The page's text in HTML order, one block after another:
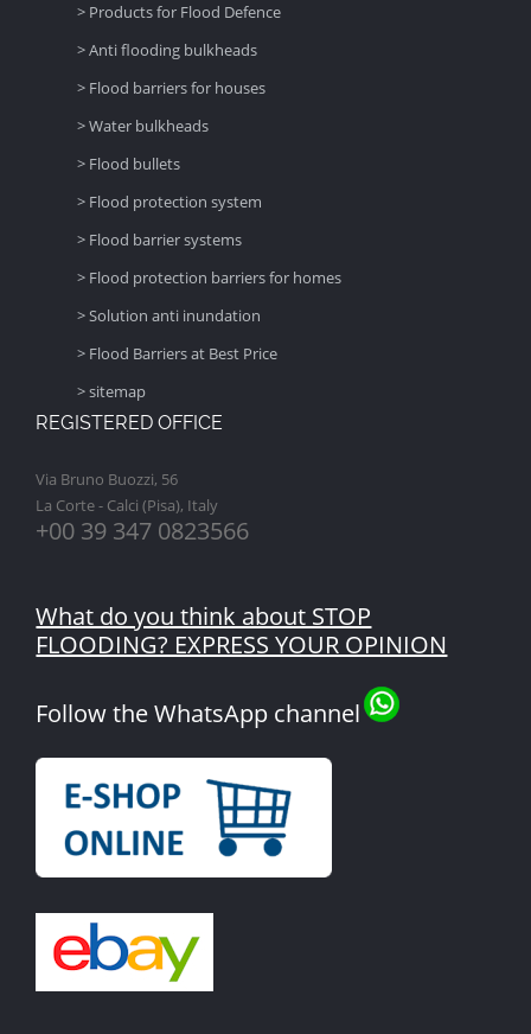
> Products for Flood Defence
> Anti flooding bulkheads
> Flood barriers for houses
> Water bulkheads
> Flood bullets
> Flood protection system
> Flood barrier systems
> Flood protection barriers for homes
> Solution anti inundation
> Flood Barriers at Best Price
> sitemap
REGISTERED OFFICE
Via Bruno Buozzi, 56
La Corte - Calci (Pisa), Italy
+00 39 347 0823566
What do you think about STOP
FLOODING? EXPRESS YOUR OPINION
Follow the WhatsApp channel